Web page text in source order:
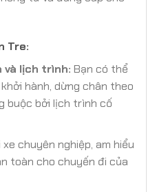
Tre:
và lịch trình: Bạn có thể
hành, dừng chân theo
buộc bởi lịch trình cố
xe chuyên nghiệp, am hiểu
toàn cho chuyến đi của